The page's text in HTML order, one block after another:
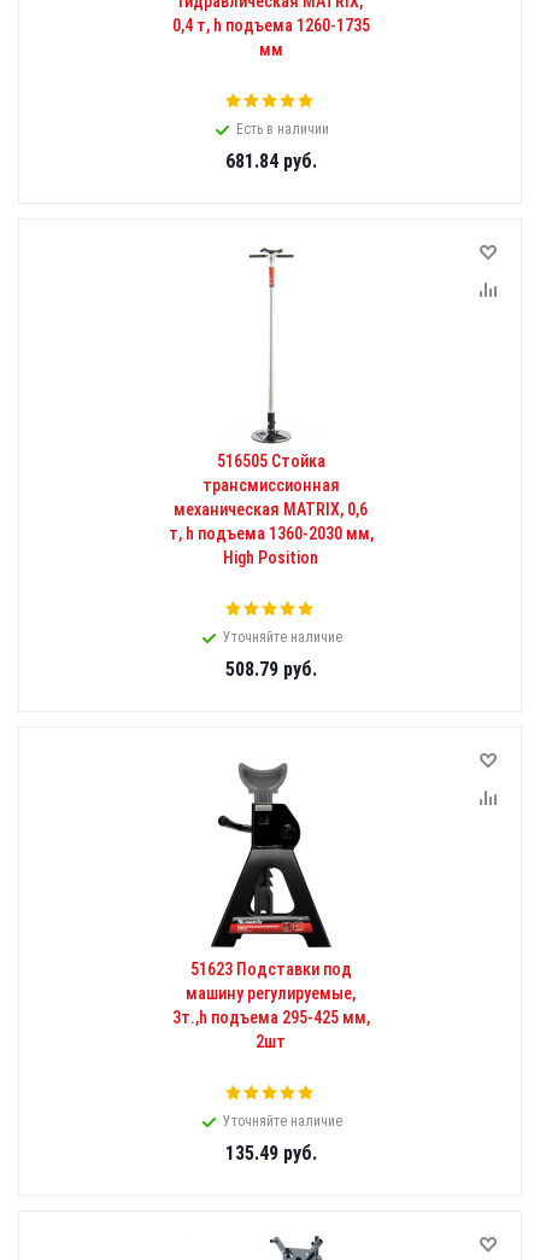
0,4 т, h подъема 1260-1735
мм
Есть в наличии
681.84руб.
516505 Стойка
трансмиссионная
механическая MATRIX, 0,6
т, h подъема 1360-2030 мм,
High Position
Уточняйте наличие
508.79руб.
51623 Подставки под
машину регулируемые,
3т.,h подъема 295-425 мм,
2шт
Уточняйте наличие
135.49руб.